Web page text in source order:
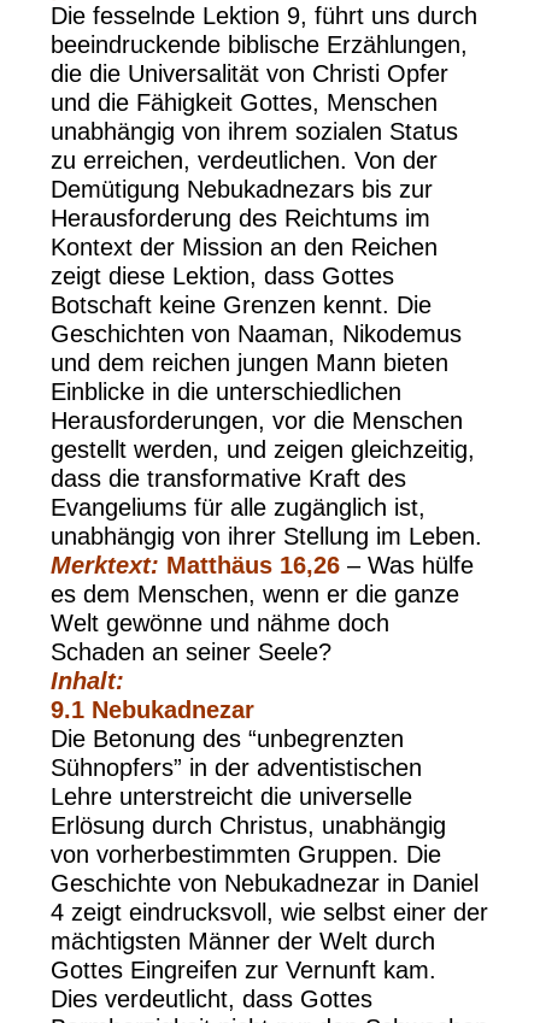
Die fesselnde Lektion 9, führt uns durch
beeindruckende biblische Erzählungen,
die die Universalität von Christi Opfer
und die Fähigkeit Gottes, Menschen
unabhängig von ihrem sozialen Status
zu erreichen, verdeutlichen. Von der
Demütigung Nebukadnezars bis zur
Herausforderung des Reichtums im
Kontext der Mission an den Reichen
zeigt diese Lektion, dass Gottes
Botschaft keine Grenzen kennt. Die
Geschichten von Naaman, Nikodemus
und dem reichen jungen Mann bieten
Einblicke in die unterschiedlichen
Herausforderungen, vor die Menschen
gestellt werden, und zeigen gleichzeitig,
dass die transformative Kraft des
Evangeliums für alle zugänglich ist,
unabhängig von ihrer Stellung im Leben.
Merktext: Matthäus 16,26– Was hülfe
es dem Menschen, wenn er die ganze
Welt gewönne und nähme doch
Schaden an seiner Seele?
Inhalt:
9.1 Nebukadnezar
Die Betonung des “unbegrenzten
Sühnopfers” in der adventistischen
Lehre unterstreicht die universelle
Erlösung durch Christus, unabhängig
von vorherbestimmten Gruppen. Die
Geschichte von Nebukadnezar in Daniel
4 zeigt eindrucksvoll, wie selbst einer der
mächtigsten Männer der Welt durch
Gottes Eingreifen zur Vernunft kam.
Dies verdeutlicht, dass Gottes